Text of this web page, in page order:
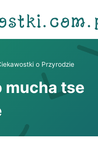
o Przyrodzie
mucha tse